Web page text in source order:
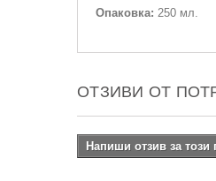
Опаковка: 250 мл.
ОТЗИВИ ОТ
Напиши отзив за този